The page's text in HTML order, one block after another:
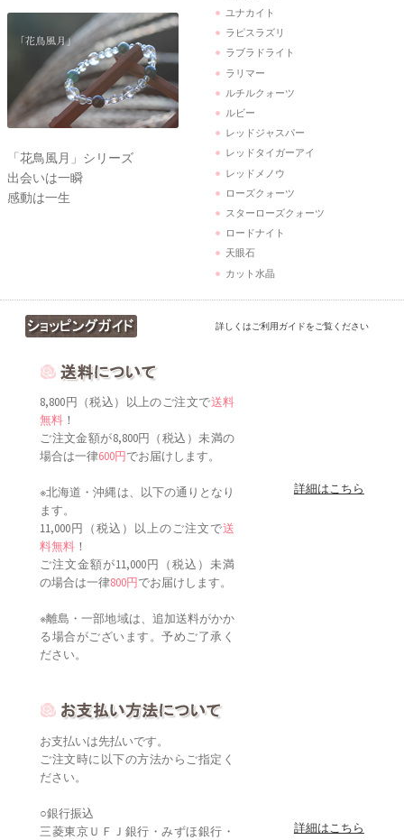
「花鳥風月」シリーズ
出会いは一瞬
感動は一生
ユナカイト
ラピスラズリ
ラブラドライト
ラリマー
ルチルクォーツ
ルビー
レッドジャスパー
レッドタイガーアイ
レッドメノウ
ローズクォーツ
スターローズクォーツ
ロードナイト
天眼石
カット水晶
詳しくはご利用ガイドをご覧ください
8,800円（税込）以上のご注文で送料
無料 ！
ご注文金額が8,800円（税込）未満の
場合は一律600円でお届けします。
※北海道・沖縄は、以下の通りとなり
ます。
11,000円（税込）以上のご注文で送
料無料 ！
ご注文金額が11,000円（税込）未満
の場合は一律800円でお届けします。
※離島・一部地域は、追加送料がかか
る場合がございます。予めご了承く
ださい。
詳細はこちら
お支払いは先払いです。
ご注文時に以下の方法からご指定く
ださい。
○銀行振込
三菱東京ＵＦＪ銀行・みずほ銀行・
詳細はこちら